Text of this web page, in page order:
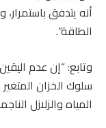
أنه يتدفق
الطاقة”.
وتابع: “إن عدم
سلوك الخزان
المياه والزلازل